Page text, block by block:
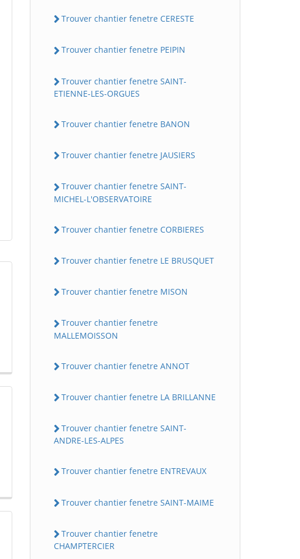
Trouver chantier fenetre CERESTE
Trouver chantier fenetre PEIPIN
Trouver chantier fenetre SAINT-
ETIENNE-LES-ORGUES
Trouver chantier fenetre BANON
Trouver chantier fenetre JAUSIERS
Trouver chantier fenetre SAINT-
MICHEL-L'OBSERVATOIRE
Trouver chantier fenetre CORBIERES
Trouver chantier fenetre LE BRUSQUET
Trouver chantier fenetre MISON
Trouver chantier fenetre
MALLEMOISSON
Trouver chantier fenetre ANNOT
Trouver chantier fenetre LA BRILLANNE
Trouver chantier fenetre SAINT-
ANDRE-LES-ALPES
Trouver chantier fenetre ENTREVAUX
Trouver chantier fenetre SAINT-MAIME
Trouver chantier fenetre
CHAMPTERCIER